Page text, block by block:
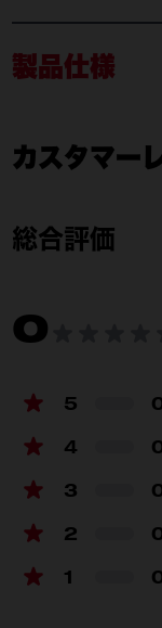
製品仕様
付属品
カスタマー
総合評価
0
5
4
3
2
1